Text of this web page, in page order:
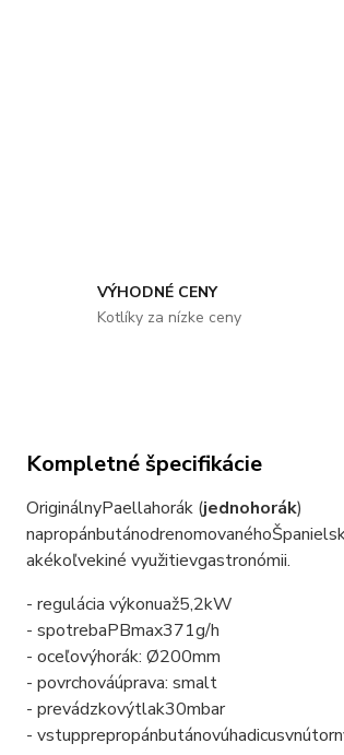
VÝHODNÉ CENY
Kotlíky za nízke ceny
Kompletné špecifikácie
OriginálnyPaellahorák(jednohorák)
napropánbutánodrenomovaného
akékoľvekiné využitievgastronómii.
- regulácia výkonuaž5,2kW
- spotrebaPBmax371g/h
- oceľovýhorák: Ø200mm
- povrchováúprava: smalt
- prevádzkovýtlak30mbar
- vstupprepropánbutánovúhadicus